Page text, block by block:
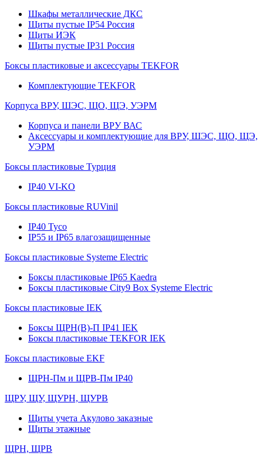
Шкафы металлические ДКС
Щиты пустые IP54 Россия
Щиты ИЭК
Щиты пустые IP31 Россия
Боксы пластиковые и аксессуары TEKFOR
Комплектующие TEKFOR
Корпуса ВРУ, ШЭС, ЩО, ЩЭ, УЭРМ
Корпуса и панели ВРУ ВАС
Аксессуары и комплектующие для ВРУ, ШЭС, ЩО, ЩЭ,
УЭРМ
Боксы пластиковые Турция
IP40 VI-KO
Боксы пластиковые RUVinil
IP40 Тусо
IP55 и IP65 влагозащищенные
Боксы пластиковые Systeme Electric
Боксы пластиковые IP65 Kaedra
Боксы пластиковые City9 Box Systeme Electric
Боксы пластиковые IEK
Боксы ЩРН(В)-П IP41 IEK
Боксы пластиковые TEKFOR IEK
Боксы пластиковые EKF
ЩРН-Пм и ЩРВ-Пм IP40
ЩРУ, ЩУ, ЩУРН, ЩУРВ
Щиты учета Акулово заказные
Щиты этажные
ЩРН, ЩРВ